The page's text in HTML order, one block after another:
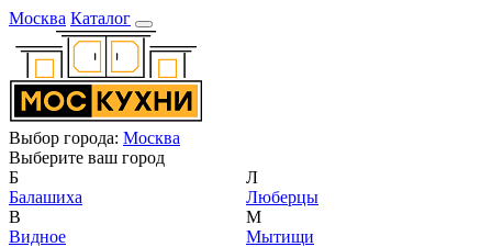
Москва Каталог
Выбор города: Москва
Выберите ваш город
Б
Балашиха
В
Видное
Л
Люберцы
М
Мытищи